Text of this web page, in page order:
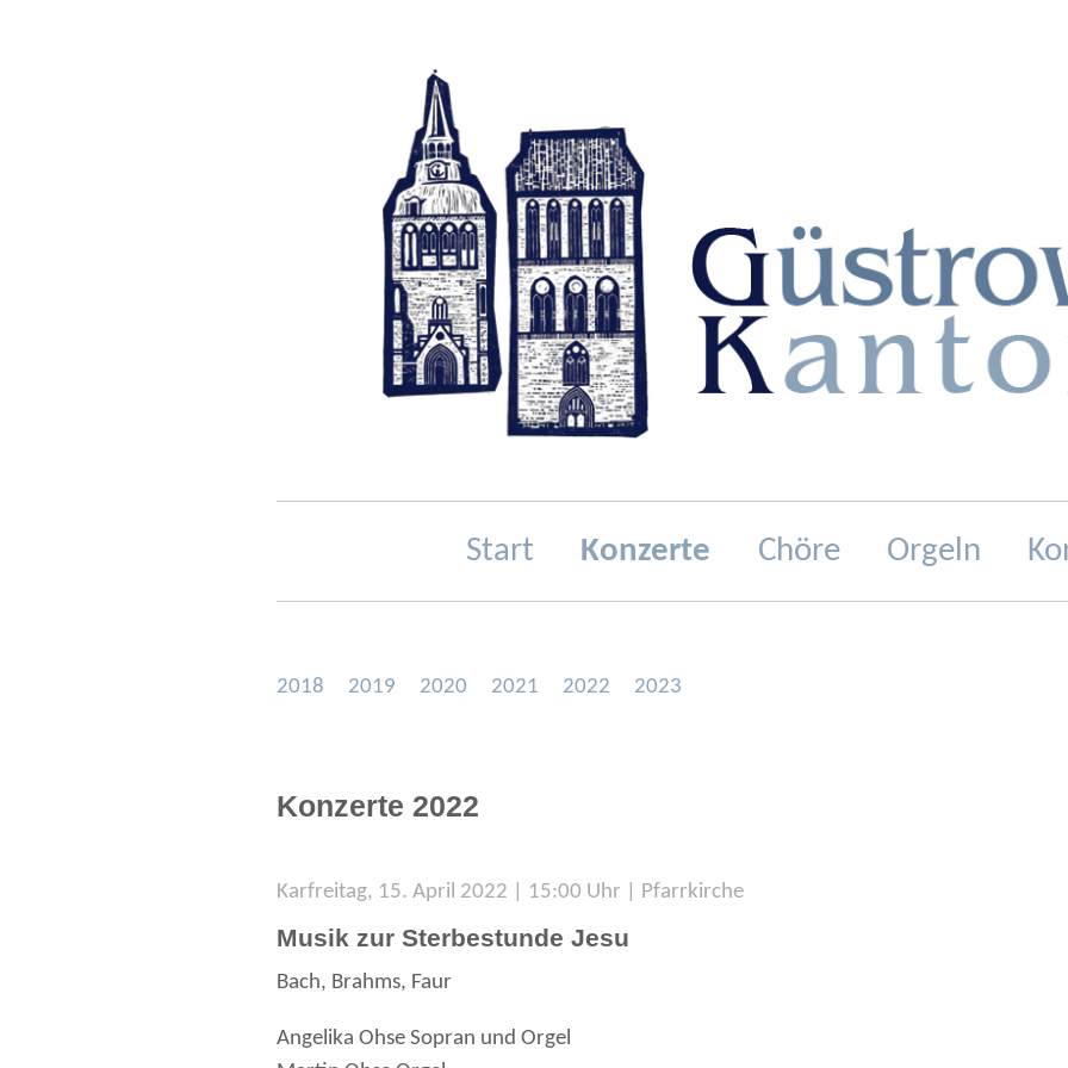
Start Konzerte Chöre Orgeln
2018 2019 2020 2021 2022 2023
Konzerte 2022
Karfreitag, 15. April 2022 | 15:00 Uhr | Pfarrkirche
Musik zur Sterbestunde Jesu
Bach, Brahms, Faur
Angelika Ohse Sopran und Orgel